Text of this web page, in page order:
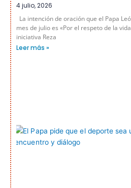
4 julio, 2026
La intención de oración que el Papa
mes de julio es «Por el respeto de la
iniciativa Reza
Leer más »